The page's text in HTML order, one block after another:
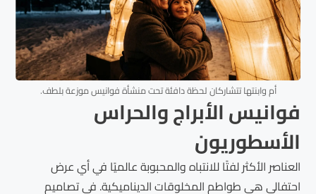
أم وابنتها تتشاركان لحظة دافئة تحت منشأة فوانيس موزعة بلطف.
فوانيس الأبراج والحراس
الأسطوريون
العناصر الأكثر لفتًا للانتباه والمحبوبة عالميًا في أي عرض
احتفالي هي طواطم المخلوقات الديناميكية. في تصاميم